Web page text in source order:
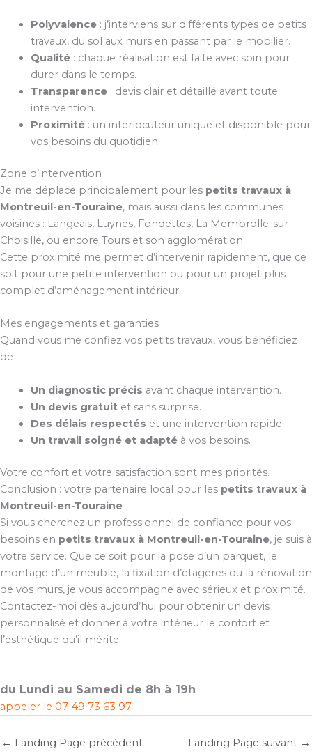
Polyvalence: j’interviens sur différents types de petits
travaux, du sol aux murs en passant par le mobilier.
Qualité: chaque réalisation est faite avec soin pour
durer dans le temps.
Transparence: devis clair et détaillé avant toute
intervention.
Proximité: un interlocuteur unique et disponible pour
vos besoins du quotidien.
Zone d’intervention
Je me déplace principalement pour les petits travaux à
Montreuil-en-Touraine, mais aussi dans les communes
voisines : Langeais, Luynes, Fondettes, La Membrolle-sur-
Choisille, ou encore Tours et son agglomération.
Cette proximité me permet d’intervenir rapidement, que ce
soit pour une petite intervention ou pour un projet plus
complet d’aménagement intérieur.
Mes engagements et garanties
Quand vous me confiez vos petits travaux, vous bénéficiez
de :
Un diagnostic précis avant chaque intervention.
Un devis gratuitet sans surprise.
Des délais respectés et une intervention rapide.
Un travail soigné et adaptéà vos besoins.
Votre confort et votre satisfaction sont mes priorités.
Conclusion : votre partenaire local pour les petits travaux à
Montreuil-en-Touraine
Si vous cherchez un professionnel de confiance pour vos
besoins en petits travaux à Montreuil-en-Touraine, je suis à
votre service. Que ce soit pour la pose d’un parquet, le
montage d’un meuble, la fixation d’étagères ou la rénovation
de vos murs, je vous accompagne avec sérieux et proximité.
Contactez-moi dès aujourd’hui pour obtenir un devis
personnalisé et donner à votre intérieur le confort et
l’esthétique qu’il mérite.
du Lundi au Samedi de 8h à 19h
appeler le 07 49 73 63 97
← Landing Page précédent Landing Page suivant →